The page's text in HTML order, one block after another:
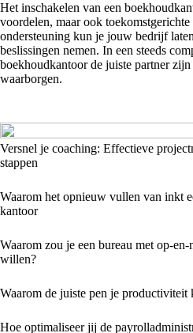
Het inschakelen van een
voordelen, maar ook
ondersteuning kun je jouw bedrijf
beslissingen nemen. In een steeds
boekhoudkantoor de juiste partner
waarborgen.
Versnel je coaching: Effectieve
stappen
Waarom het opnieuw vullen van inkt
kantoor
Waarom zou je een bureau met op-
willen?
Waarom de juiste pen je productiviteit
Hoe optimaliseer jij de